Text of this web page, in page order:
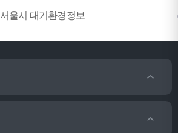
서울시 대기환경정보